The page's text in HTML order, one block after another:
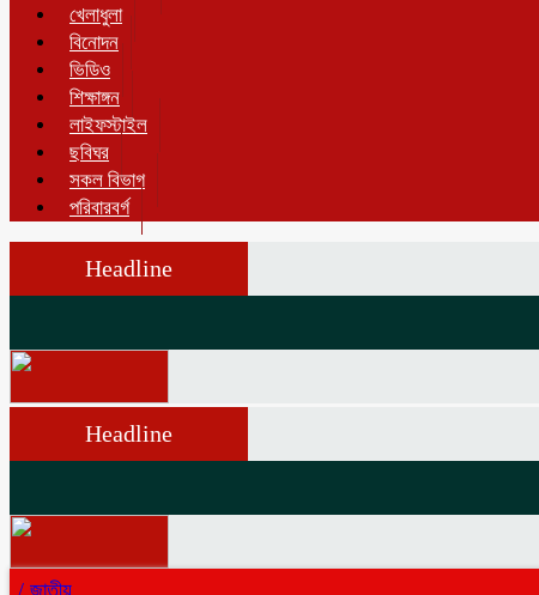
খেলাধুলা
বিনোদন
ভিডিও
শিক্ষাঙ্গন
লাইফস্টাইল
ছবিঘর
সকল বিভাগ
পরিবারবর্গ
Headline
Headline
/ জাতীয়